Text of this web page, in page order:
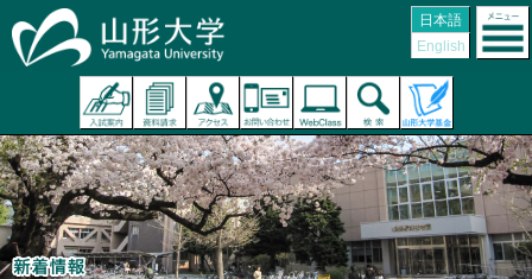
日本語
English